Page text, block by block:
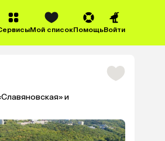
Мой списокПомощьВойти
и